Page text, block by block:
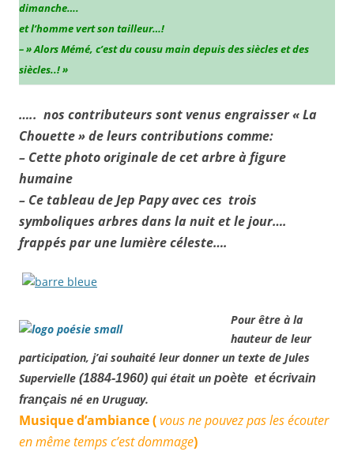
dimanche….
et l’homme vert son tailleur…!
– » Alors Mémé, c’est du cousu main depuis des siècles et des
siècles..! »
….. nos contributeurs sont venus engraisser « La
Chouette » de leurs contributions comme:
– Cette photo originale de cet arbre à figure
humaine
– Ce tableau de Jep Papy avec ces trois
symboliques arbres dans la nuit et le jour….
frappés par une lumière céleste….
Pour être à la
hauteur de leur
participation, j’ai souhaité leur donner un texte de Jules
Supervielle (1884-1960) qui était un poète et écrivain
français né en Uruguay.
Musique d’ambiance (vous ne pouvez pas les écouter
en même temps c’est dommage)